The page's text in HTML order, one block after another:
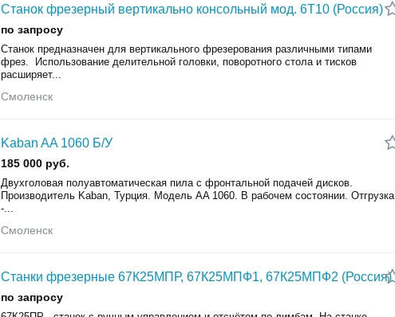
Станок фрезерный вертикально консольный мод. 6Т10 (Россия)
по запросу
Станок предназначен для вертикального фрезерования различными типами
фрез. Использование делительной головки, поворотного стола и тисков
расширяет...
Смоленск
Kaban AA 1060 Б/У
185 000 руб.
Двухголовая полуавтоматическая пила с фронтальной подачей дисков.
Производитель Kaban, Турция. Модель AA 1060. В рабочем состоянии. Отгрузка
-...
Смоленск
Станки фрезерные 67К25МПР, 67К25МПФ1, 67К25МПФ2 (Россия)
по запросу